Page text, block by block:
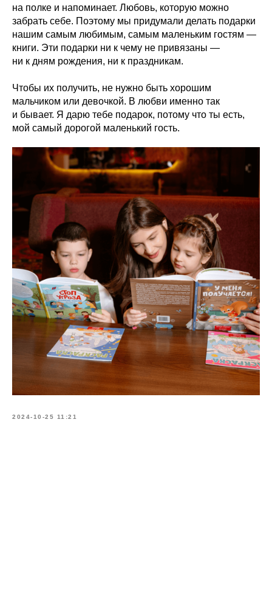
на полке и напоминает. Любовь, которую можно
забрать себе. Поэтому мы придумали делать подарки
нашим самым любимым, самым маленьким гостям —
книги. Эти подарки ни к чему не привязаны —
ни к дням рождения, ни к праздникам.
Чтобы их получить, не нужно быть хорошим
мальчиком или девочкой. В любви именно так
и бывает. Я дарю тебе подарок, потому что ты есть,
мой самый дорогой маленький гость.
2024-10-25 11:21